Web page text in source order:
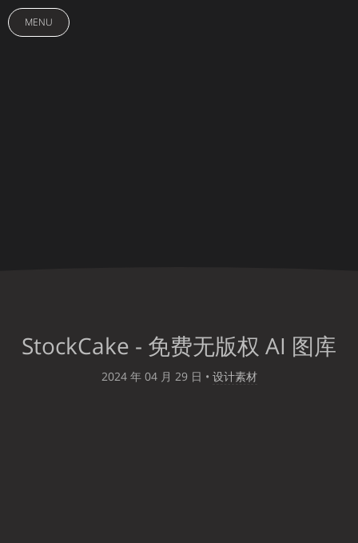
MENU
StockCake - 免费无版权 AI 图库
2024 年 04 月 29 日 • 设计素材